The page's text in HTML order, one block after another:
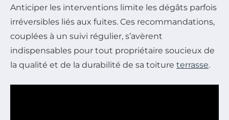
Anticiper les interventions limite les dégâts parfois
irréversibles liés aux fuites. Ces recommandations,
couplées à un suivi régulier, s’avèrent
indispensables pour tout propriétaire soucieux de
la qualité et de la durabilité de sa toiture terrasse.